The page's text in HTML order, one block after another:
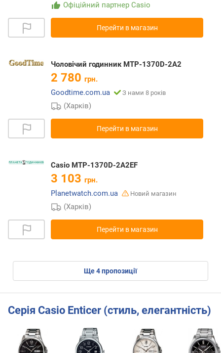
Офіційний партнер Casio
Перейти в магазин
Чоловічий годинник MTP-1370D-2A2
2 780 грн.
Goodtime.com.ua
З нами 8 років
(Харків)
Перейти в магазин
Casio MTP-1370D-2A2EF
3 103 грн.
Planetwatch.com.ua
Новий магазин
(Харків)
Перейти в магазин
ще4пропозиції
Серія Casio Enticer (стиль, елегантність)